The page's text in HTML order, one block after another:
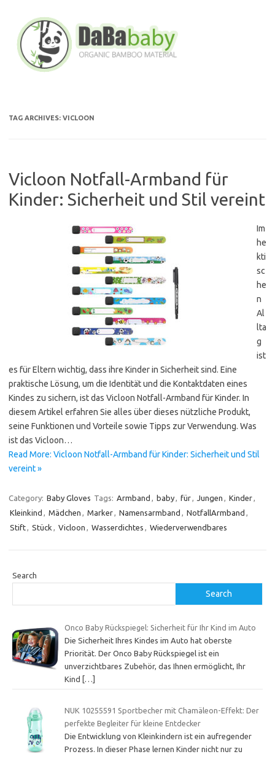
content
TAG ARCHIVES: VICLOON
Vicloon Notfall-Armband für
Kinder: Sicherheit und Stil vereint
Im
he
kti
sc
he
n
Al
lta
g
ist
es für Eltern wichtig, dass ihre Kinder in Sicherheit sind. Eine
praktische Lösung, um die Identität und die Kontaktdaten eines
Kindes zu sichern, ist das Vicloon Notfall-Armband für Kinder. In
diesem Artikel erfahren Sie alles über dieses nützliche Produkt,
seine Funktionen und Vorteile sowie Tipps zur Verwendung. Was
ist das Vicloon…
Read More: Vicloon Notfall-Armband für Kinder: Sicherheit und Stil
vereint »
Category: Baby Gloves Tags: Armband , baby, für, Jungen , Kinder,
Kleinkind , Mädchen , Marker, Namensarmband , NotfallArmband ,
Stift, Stück , Vicloon , Wasserdichtes , Wiederverwendbares
Search
Search
Onco Baby Rückspiegel: Sicherheit für Ihr Kind im Auto
Die Sicherheit Ihres Kindes im Auto hat oberste
Priorität. Der Onco Baby Rückspiegel ist ein
unverzichtbares Zubehör, das Ihnen ermöglicht, Ihr
Kind
[…]
NUK 10255591 Sportbecher mit Chamäleon-Effekt: Der
perfekte Begleiter für kleine Entdecker
Die Entwicklung von Kleinkindern ist ein aufregender
Prozess. In dieser Phase lernen Kinder nicht nur zu